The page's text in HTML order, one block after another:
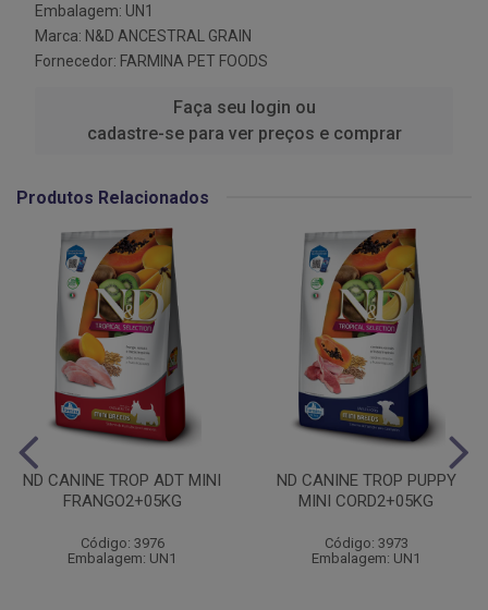
Embalagem: UN1
Marca: N&D ANCESTRAL GRAIN
Fornecedor: FARMINA PET FOODS
Faça seu login ou
cadastre-se para ver preços e comprar
Produtos Relacionados
ND CANINE TROP ADT MINI
FRANGO2+05KG
Código: 3976
Embalagem: UN1
ND CANINE TROP PUPPY
MINI CORD2+05KG
Código: 3973
Embalagem: UN1